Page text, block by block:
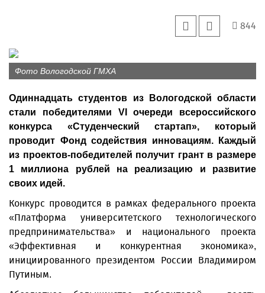
844
Фото Вологодской ГМХА
Одиннадцать студентов из Вологодской области
стали победителями VI очереди всероссийского
конкурса «Студенческий стартап», который
проводит Фонд содействия инновациям. Каждый
из проектов-победителей получит грант в размере
1 миллиона рублей на реализацию и развитие
своих идей.
Конкурс проводится в рамках федерального проекта
«Платформа университетского технологического
предпринимательства» и национального проекта
«Эффективная и конкурентная экономика»,
инициированного президентом России Владимиром
Путиным.